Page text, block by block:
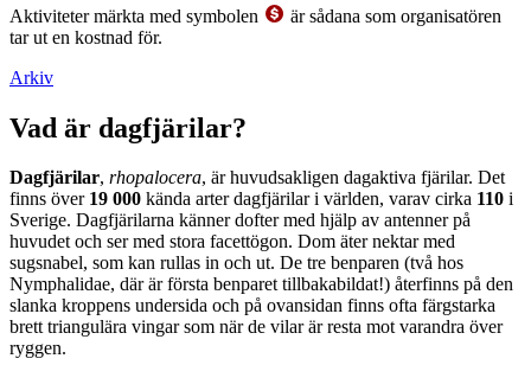
Aktiviteter märkta med symbolen
är sådana som organisatören
tar ut en kostnad för.
Arkiv
Vad är dagfjärilar?
Dagfjärilar, rhopalocera, är huvudsakligen dagaktiva fjärilar. Det
finns över 19 000 kända arter dagfjärilar i världen, varav cirka 110 i
Sverige. Dagfjärilarna känner dofter med hjälp av antenner på
huvudet och ser med stora facettögon. Dom äter nektar med
sugsnabel, som kan rullas in och ut. De tre benparen (två hos
Nymphalidae, där är första benparet tillbakabildat!) återfinns på den
slanka kroppens undersida och på ovansidan finns ofta färgstarka
brett triangulära vingar som när de vilar är resta mot varandra över
ryggen.